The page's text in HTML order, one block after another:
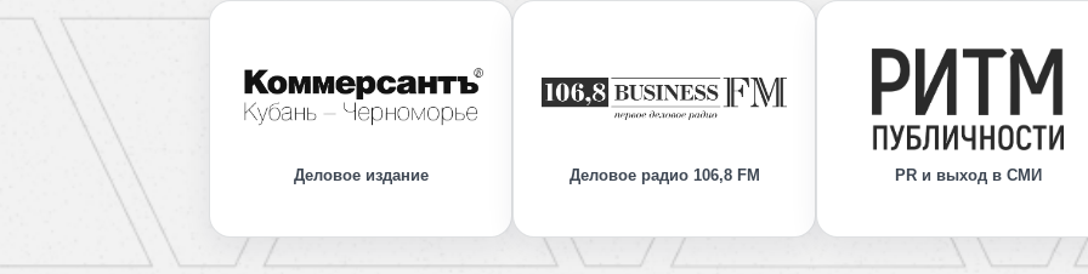
Деловое издание Деловое радио 106,8 FM PR и выход в СМИ